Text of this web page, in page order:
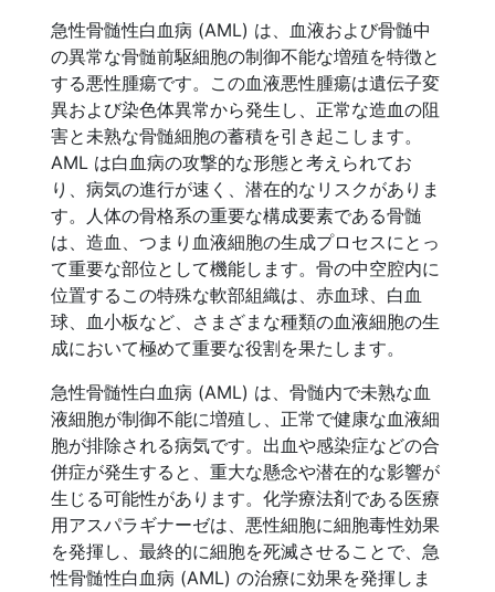
急性骨髄性白血病 (AML) は、血液および骨髄中
の異常な骨髄前駆細胞の制御不能な増殖を特徴と
する悪性腫瘍です。この血液悪性腫瘍は遺伝子変
異および染色体異常から発生し、正常な造血の阻
害と未熟な骨髄細胞の蓄積を引き起こします。
AML は白血病の攻撃的な形態と考えられてお
り、病気の進行が速く、潜在的なリスクがありま
す。人体の骨格系の重要な構成要素である骨髄
は、造血、つまり血液細胞の生成プロセスにとっ
て重要な部位として機能します。骨の中空腔内に
位置するこの特殊な軟部組織は、赤血球、白血
球、血小板など、さまざまな種類の血液細胞の生
成において極めて重要な役割を果たします。
急性骨髄性白血病 (AML) は、骨髄内で未熟な血
液細胞が制御不能に増殖し、正常で健康な血液細
胞が排除される病気です。出血や感染症などの合
併症が発生すると、重大な懸念や潜在的な影響が
生じる可能性があります。化学療法剤である医療
用アスパラギナーゼは、悪性細胞に細胞毒性効果
を発揮し、最終的に細胞を死滅させることで、急
性骨髄性白血病 (AML) の治療に効果を発揮しま